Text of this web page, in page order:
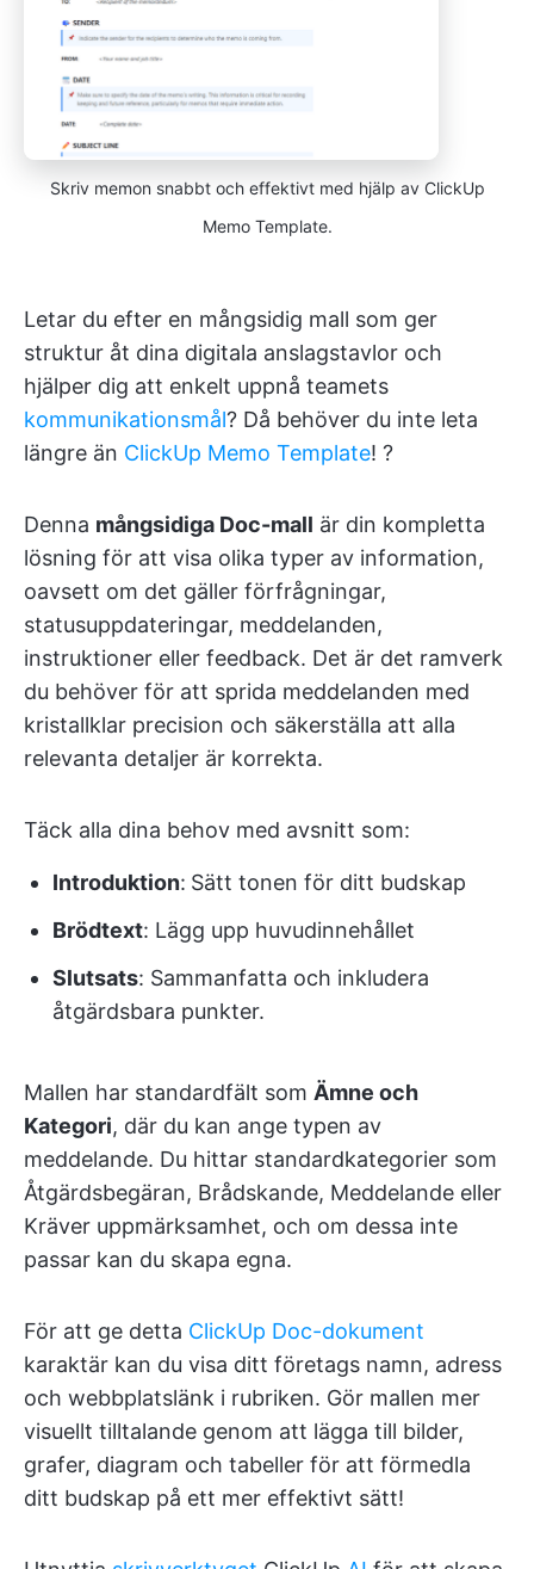
Skriv memon snabbt och effektivt med hjälp av ClickUp
Memo Template.
Letar du efter en mångsidig mall som ger
struktur åt dina digitala anslagstavlor och
hjälper dig att enkelt uppnå teamets
kommunikationsmål? Då behöver du inte leta
längre än ClickUp Memo Template! ?
Denna mångsidiga Doc-mall är din kompletta
lösning för att visa olika typer av information,
oavsett om det gäller förfrågningar,
statusuppdateringar, meddelanden,
instruktioner eller feedback. Det är det ramverk
du behöver för att sprida meddelanden med
kristallklar precision och säkerställa att alla
relevanta detaljer är korrekta.
Täck alla dina behov med avsnitt som:
Introduktion: Sätt tonen för ditt budskap
Brödtext: Lägg upp huvudinnehållet
Slutsats: Sammanfatta och inkludera
åtgärdsbara punkter.
Mallen har standardfält som Ämne och
Kategori, där du kan ange typen av
meddelande. Du hittar standardkategorier som
Åtgärdsbegäran, Brådskande, Meddelande eller
Kräver uppmärksamhet, och om dessa inte
passar kan du skapa egna.
För att ge detta ClickUp Doc-dokument
karaktär kan du visa ditt företags namn, adress
och webbplatslänk i rubriken. Gör mallen mer
visuellt tilltalande genom att lägga till bilder,
grafer, diagram och tabeller för att förmedla
ditt budskap på ett mer effektivt sätt!